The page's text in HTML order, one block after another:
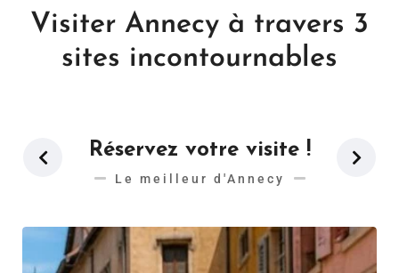
Visiter Annecy à travers 3
sites incontournables
Réservez votre visite !
Le meilleur d'Annecy